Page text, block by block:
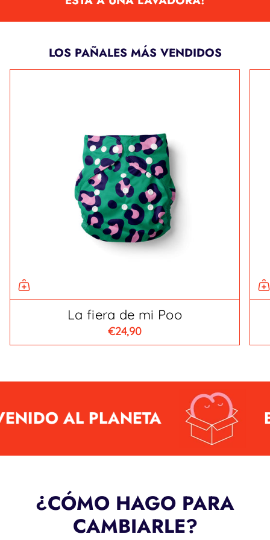
LOS PAÑALES MÁS VENDIDOS
La fiera de mi Poo
€24,90
AL PLANETA
¿CÓMO HAGO PARA
CAMBIARLE?